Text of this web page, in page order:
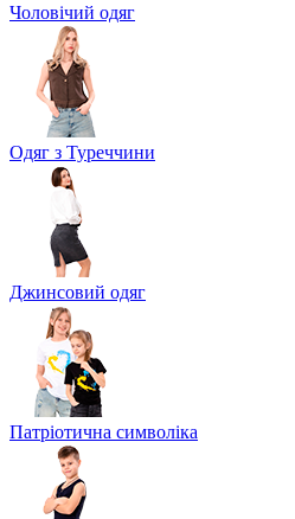
Чоловічий одяг
Одяг з Туреччини
Джинсовий одяг
Патріотична символіка